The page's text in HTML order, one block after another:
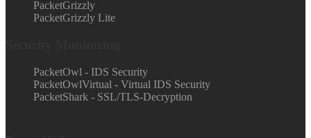
PacketGrizzly
PacketGrizzly Lite
PacketOwl - IDS Security
PacketOwlVirtual - Virtual IDS Security
PacketShark - SSL/TLS-Decryption